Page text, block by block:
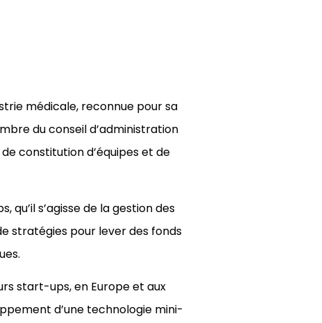
médicale, reconnue pour sa
du conseil d’administration
constitution d’équipes et de
s’agisse de la gestion des
stratégies pour lever des fonds
start-ups, en Europe et aux
d’une technologie mini-